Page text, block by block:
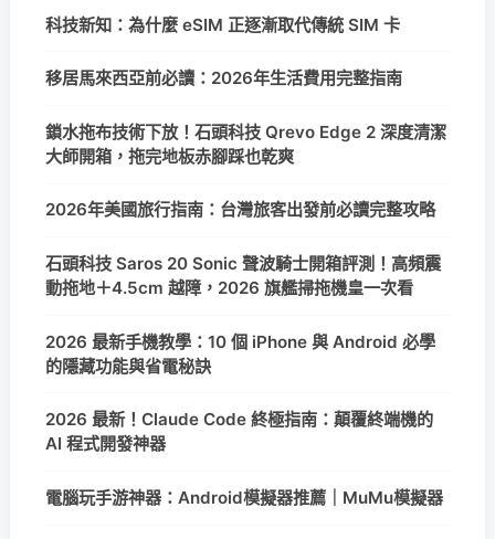
科技新知：為什麼 eSIM 正逐漸取代傳統 SIM 卡
移居馬來西亞前必讀：2026年生活費用完整指南
鎖水拖布技術下放！石頭科技 Qrevo Edge 2 深度清潔
大師開箱，拖完地板赤腳踩也乾爽
2026年美國旅行指南：台灣旅客出發前必讀完整攻略
石頭科技 Saros 20 Sonic 聲波騎士開箱評測！高頻震
動拖地＋4.5cm 越障，2026 旗艦掃拖機皇一次看
2026 最新手機教學：10 個 iPhone 與 Android 必學
的隱藏功能與省電秘訣
2026 最新！Claude Code 終極指南：顛覆終端機的
AI 程式開發神器
電腦玩手游神器：Android模擬器推薦｜MuMu模擬器